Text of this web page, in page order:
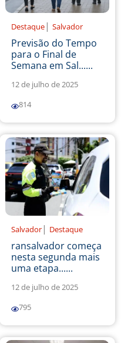
Destaque | Salvador
Previsão do Tempo
para o Final de
Semana em Sal......
12 de julho de 2025
814
Salvador | Destaque
ransalvador começa
nesta segunda mais
uma etapa......
12 de julho de 2025
795